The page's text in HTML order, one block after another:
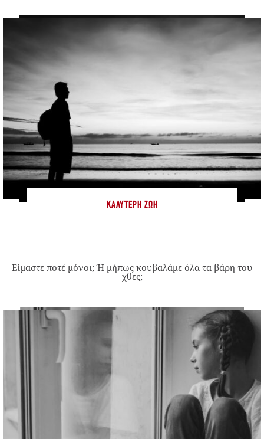
ΚΑΛΎΤΕΡΗ ΖΩΉ
Είμαστε ποτέ μόνοι; Ή μήπως κουβαλάμε όλα τα βάρη του
χθες;